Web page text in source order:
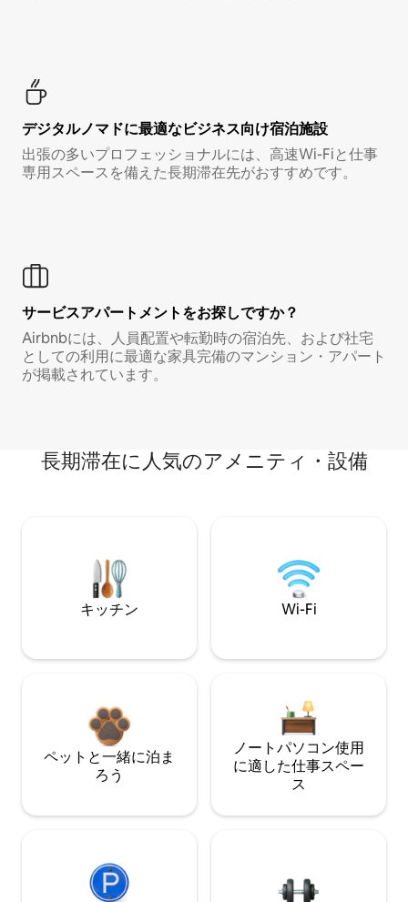
デジタルノマド⁠に最⁠適⁠なビ⁠ジ⁠ネ⁠ス⁠向⁠け宿⁠泊⁠施⁠設
出張の多いプロフェッショナルには、高速Wi-Fiと仕事
専用スペースを備えた長期滞在先がおすすめです。
サービスアパートメントをお探しですか？
Airbnbには、人員配置や転勤時の宿泊先、および社宅
としての利用に最適な家具完備のマンション・アパート
が掲載されています。
長期滞在に人気のアメニティ・設備
キッチン Wi-Fi
ペットと一緒に泊ま
ろう
ノートパソコン使用
に適した仕事スペー
ス